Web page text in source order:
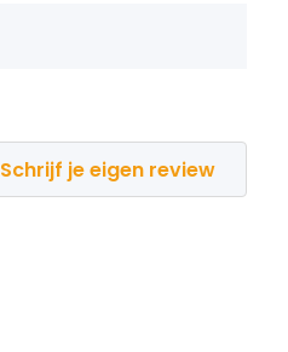
Schrijf je eigen review